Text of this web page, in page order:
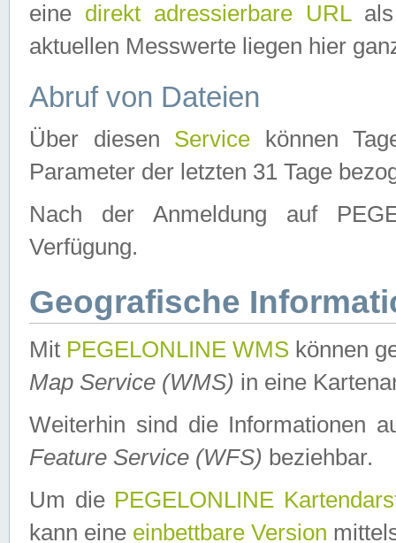
eine direkt adressierbare URLals
aktuellen Messwerte liegen hier
Abruf von Dateien
Über diesen Service können
Parameter der letzten 31 Tage
Nach der Anmeldung auf
Verfügung.
Geografische
Mit PEGELONLINE WMS können
Map Service (WMS) in eine
Weiterhin sind die Informationen
Feature Service (WFS) beziehbar.
Um die PEGELONLINE
kann eine einbettbare Version